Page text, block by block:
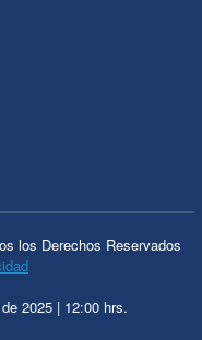
los Derechos Reservados
2025 | 12:00 hrs.